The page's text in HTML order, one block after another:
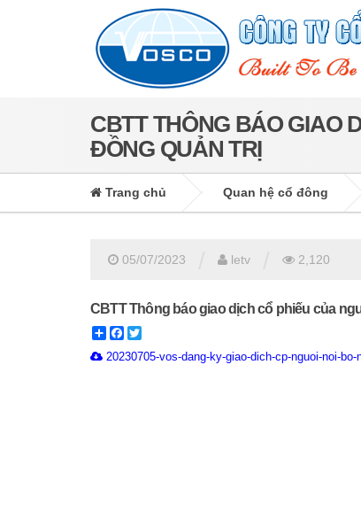
CBTT THÔNG BÁO GIAO
ĐỒNG QUẢN TRỊ
Trang chủ Quan hệ cổ đông
05/07/2023 letv 2,120
CBTT Thông báo giao dịch cổ phiếu của
ShareFacebook
20230705-vos-dang-ky-giao-dich-cp-nguoi-noi-